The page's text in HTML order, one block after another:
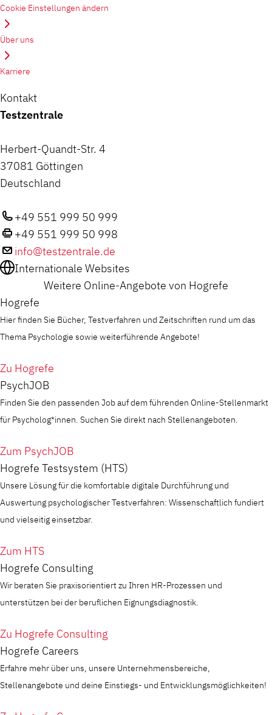
Cookie Einstellungen ändern
Über uns
Karriere
Kontakt
Testzentrale
Herbert-Quandt-Str. 4
37081 Göttingen
Deutschland
+49 551 999 50 999
+49 551 999 50 998
info@testzentrale.de
Internationale Websites
Weitere Online-Angebote von Hogrefe
Hogrefe
Hier finden Sie Bücher, Testverfahren und Zeitschriften rund um das
Thema Psychologie sowie weiterführende Angebote!
Zu Hogrefe
PsychJOB
Finden Sie den passenden Job auf dem führenden Online-Stellenmarkt
für Psycholog*innen. Suchen Sie direkt nach Stellenangeboten.
Zum PsychJOB
Hogrefe Testsystem (HTS)
Unsere Lösung für die komfortable digitale Durchführung und
Auswertung psychologischer Testverfahren: Wissenschaftlich fundiert
und vielseitig einsetzbar.
Zum HTS
Hogrefe Consulting
Wir beraten Sie praxisorientiert zu Ihren HR-Prozessen und
unterstützen bei der beruflichen Eignungsdiagnostik.
Zu Hogrefe Consulting
Hogrefe Careers
Erfahre mehr über uns, unsere Unternehmensbereiche,
Stellenangebote und deine Einstiegs- und Entwicklungsmöglichkeiten!